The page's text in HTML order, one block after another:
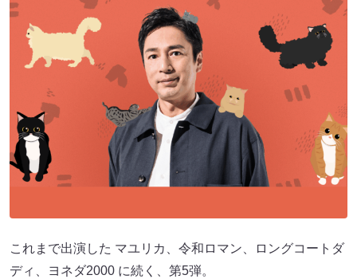
これまで出演した マユリカ、令和ロマン、ロングコートダ
ディ、ヨネダ2000 に続く、第5弾。